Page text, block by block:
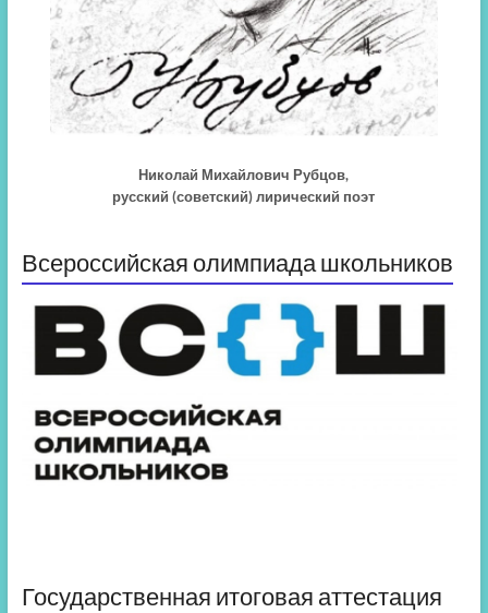
Николай Михайлович Рубцов,
русский (советский) лирический поэт
Всероссийская олимпиада школьников
Государственная итоговая аттестация